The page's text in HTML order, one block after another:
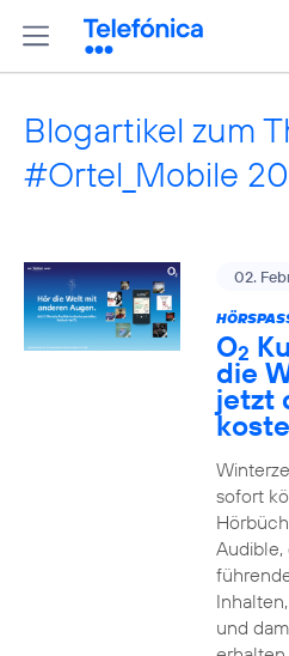
Blogartikel zum
#Ortel_Mobile
02.
O2
die
jetzt
sofort
und